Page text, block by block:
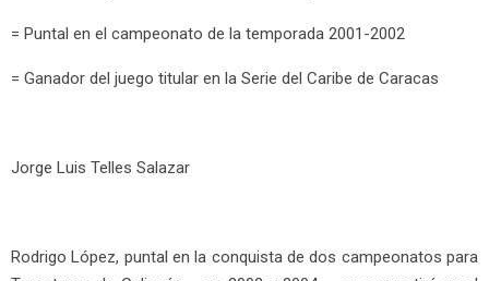
= Puntal en el campeonato de la temporada 2001-2002
= Ganador del juego titular en la Serie del Caribe de Caracas
Jorge Luis Telles Salazar
Rodrigo López, puntal en la conquista de dos campeonatos para